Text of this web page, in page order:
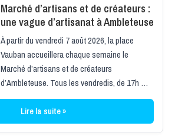
Marché d’artisans et de créateurs :
une vague d’artisanat à Ambleteuse
À partir du vendredi 7 août 2026, la place
Vauban accueillera chaque semaine le
Marché d’artisans et de créateurs
d’Ambleteuse. Tous les vendredis, de 17h …
Lire la suite »